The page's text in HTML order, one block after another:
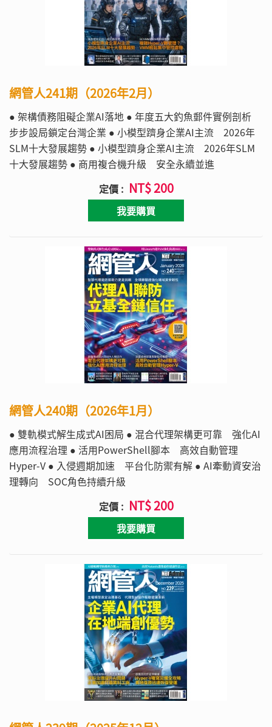
網管人241期（2026年2月）
● 架構債務阻礙企業AI落地 ● 年度五大釣魚郵件實例剖析
步步設局鎖定台灣企業 ● 小模型躋身企業AI主流 2026年
SLM十大發展趨勢 ● 小模型躋身企業AI主流 2026年SLM
十大發展趨勢 ● 商用複合機升級 安全永續並進
定價 : NT$ 200
我要購買
網管人240期（2026年1月）
● 雙軌模式解生成式AI困局 ● 混合代理架構更可靠 強化AI
應用流程治理 ● 活用PowerShell腳本 高效自動管理
Hyper-V ● 入侵週期加速 平台化防禦有解 ● AI牽動資安治
理轉向 SOC角色持續升級
定價 : NT$ 200
我要購買